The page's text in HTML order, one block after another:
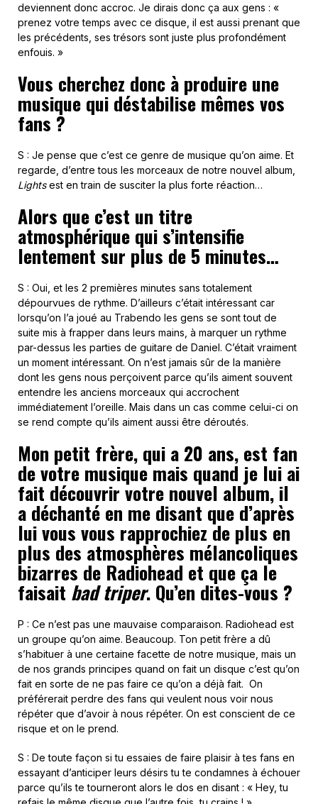
deviennent donc accroc. Je dirais donc ça aux gens : «
prenez votre temps avec ce disque, il est aussi prenant que
les précédents, ses trésors sont juste plus profondément
enfouis. »
Vous cherchez donc à produire une
musique qui déstabilise mêmes vos
fans ?
S : Je pense que c’est ce genre de musique qu’on aime. Et
regarde, d’entre tous les morceaux de notre nouvel album,
Lightsest en train de susciter la plus forte réaction…
Alors que c’est un titre
atmosphérique qui s’intensifie
lentement sur plus de 5 minutes…
S : Oui, et les 2 premières minutes sans totalement
dépourvues de rythme. D’ailleurs c’était intéressant car
lorsqu’on l’a joué au Trabendo les gens se sont tout de
suite mis à frapper dans leurs mains, à marquer un rythme
par-dessus les parties de guitare de Daniel. C’était vraiment
un moment intéressant. On n’est jamais sûr de la manière
dont les gens nous perçoivent parce qu’ils aiment souvent
entendre les anciens morceaux qui accrochent
immédiatement l’oreille. Mais dans un cas comme celui-ci on
se rend compte qu’ils aiment aussi être déroutés.
Mon petit frère, qui a 20 ans, est fan
de votre musique mais quand je lui ai
fait découvrir votre nouvel album, il
a déchanté en me disant que d’après
lui vous vous rapprochiez de plus en
plus des atmosphères mélancoliques
bizarres de Radiohead et que ça le
faisait bad triper. Qu’en dites-vous ?
P : Ce n’est pas une mauvaise comparaison. Radiohead est
un groupe qu’on aime. Beaucoup. Ton petit frère a dû
s’habituer à une certaine facette de notre musique, mais un
de nos grands principes quand on fait un disque c’est qu’on
fait en sorte de ne pas faire ce qu’on a déjà fait. On
préférerait perdre des fans qui veulent nous voir nous
répéter que d’avoir à nous répéter. On est conscient de ce
risque et on le prend.
S : De toute façon si tu essaies de faire plaisir à tes fans en
essayant d’anticiper leurs désirs tu te condamnes à échouer
parce qu’ils te tourneront alors le dos en disant : « Hey, tu